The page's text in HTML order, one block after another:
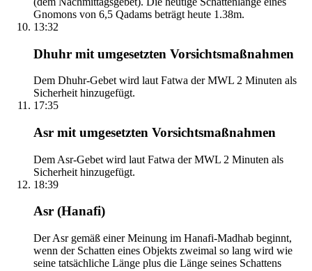
Gnomons von 6,5 Qadams beträgt heute 1.38m.
13:32
Dhuhr mit umgesetzten Vorsichtsmaßnahmen
Dem Dhuhr-Gebet wird laut Fatwa der MWL 2 Minuten als
Sicherheit hinzugefügt.
17:35
Asr mit umgesetzten Vorsichtsmaßnahmen
Dem Asr-Gebet wird laut Fatwa der MWL 2 Minuten als
Sicherheit hinzugefügt.
18:39
Asr (Hanafi)
Der Asr gemäß einer Meinung im Hanafi-Madhab beginnt,
wenn der Schatten eines Objekts zweimal so lang wird wie
seine tatsächliche Länge plus die Länge seines Schattens